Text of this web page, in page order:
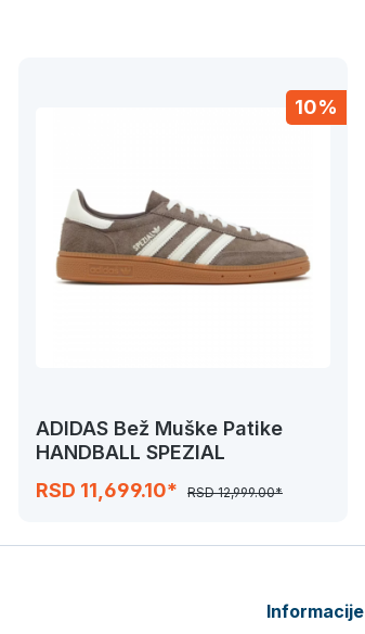
10%
ADIDAS Bež Muške Patike
HANDBALL SPEZIAL
RSD 11,699.10*
RSD 12,999.00*
Informacije